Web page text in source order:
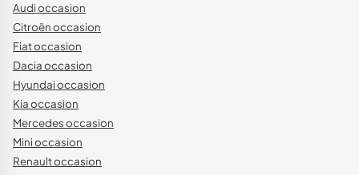
Audi occasion
Citroën occasion
Fiat occasion
Dacia occasion
Hyundai occasion
Kia occasion
Mercedes occasion
Mini occasion
Renault occasion